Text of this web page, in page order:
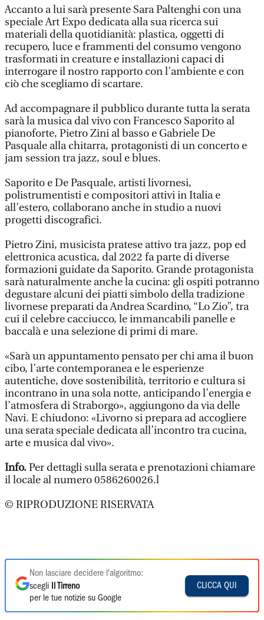
Accanto a lui sarà presente Sara Paltenghi con una
speciale Art Expo dedicata alla sua ricerca sui
materiali della quotidianità: plastica, oggetti di
recupero, luce e frammenti del consumo vengono
trasformati in creature e installazioni capaci di
interrogare il nostro rapporto con l’ambiente e con
ciò che scegliamo di scartare.
Ad accompagnare il pubblico durante tutta la serata
sarà la musica dal vivo con Francesco Saporito al
pianoforte, Pietro Zini al basso e Gabriele De
Pasquale alla chitarra, protagonisti di un concerto e
jam session tra jazz, soul e blues.
Saporito e De Pasquale, artisti livornesi,
polistrumentisti e compositori attivi in Italia e
all’estero, collaborano anche in studio a nuovi
progetti discografici.
Pietro Zini, musicista pratese attivo tra jazz, pop ed
elettronica acustica, dal 2022 fa parte di diverse
formazioni guidate da Saporito. Grande protagonista
sarà naturalmente anche la cucina: gli ospiti potranno
degustare alcuni dei piatti simbolo della tradizione
livornese preparati da Andrea Scardino, “Lo Zio”, tra
cui il celebre cacciucco, le immancabili panelle e
baccalà e una selezione di primi di mare.
«Sarà un appuntamento pensato per chi ama il buon
cibo, l’arte contemporanea e le esperienze
autentiche, dove sostenibilità, territorio e cultura si
incontrano in una sola notte, anticipando l’energia e
l’atmosfera di Straborgo», aggiungono da via delle
Navi. E chiudono: «Livorno si prepara ad accogliere
una serata speciale dedicata all’incontro tra cucina,
arte e musica dal vivo».
Info.Per dettagli sulla serata e prenotazioni chiamare
il locale al numero 0586260026.l
© RIPRODUZIONE RISERVATA
Non lasciare decidere l'algoritmo:
scegli
Il Tirreno
per le tue notizie su Google
CLICCA QUI